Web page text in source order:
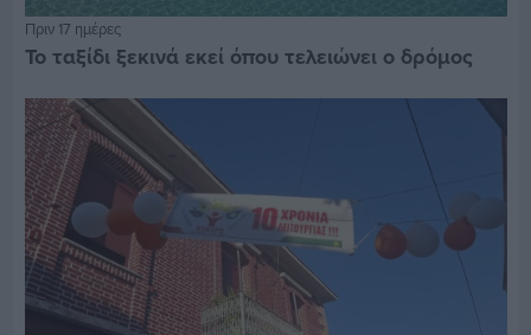
Πριν 17 ημέρες
Το ταξίδι ξεκινά εκεί όπου τελειώνει ο δρόμος